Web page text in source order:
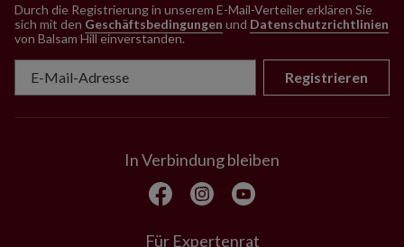
Durch die Registrierung in unserem E-Mail-Verteiler erklären Sie
sich mit den Geschäftsbedingungen und Datenschutzrichtlinien
von Balsam Hill einverstanden.
Registrieren
In Verbindung bleiben
Für Expertenrat